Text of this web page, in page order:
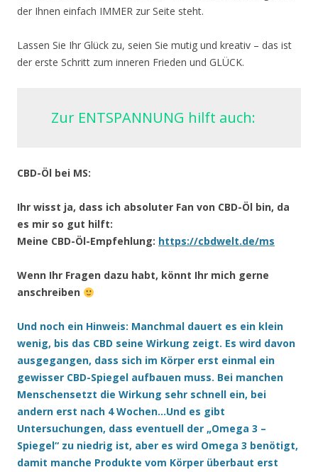
der Ihnen einfach IMMER zur Seite steht.
Lassen Sie Ihr Glück zu, seien Sie mutig und kreativ – das ist
der erste Schritt zum inneren Frieden und GLÜCK.
Zur ENTSPANNUNG hilft auch:
CBD-Öl bei MS:
Ihr wisst ja, dass ich absoluter Fan von CBD-Öl bin, da
es mir so gut hilft:
Meine CBD-Öl-Empfehlung: https://cbdwelt.de/ms
Wenn Ihr Fragen dazu habt, könnt Ihr mich gerne
anschreiben
Und noch ein Hinweis: Manchmal dauert es ein klein
wenig, bis das CBD seine Wirkung zeigt. Es wird davon
ausgegangen, dass sich im Körper erst einmal ein
gewisser CBD-Spiegel aufbauen muss. Bei manchen
Menschensetzt die Wirkung sehr schnell ein, bei
andern erst nach 4 Wochen…Und es gibt
Untersuchungen, dass eventuell der „Omega 3 –
Spiegel“ zu niedrig ist, aber es wird Omega 3 benötigt,
damit manche Produkte vom Körper überbaut erst